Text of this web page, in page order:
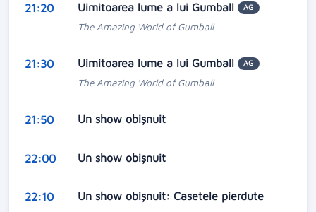
21:20 Uimitoarea lume a lui Gumball AG
The Amazing World of Gumball
21:30 Uimitoarea lume a lui Gumball AG
The Amazing World of Gumball
21:50 Un show obişnuit
22:00 Un show obişnuit
22:10 Un show obișnuit: Casetele pierdute